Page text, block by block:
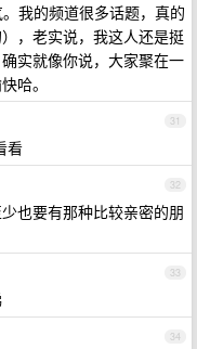
我的频道很多话题，真的
，老实说，我这人还是挺
实就像你说，大家聚在一
哈。
31
看
32
也要有那种比较亲密的朋
33
34